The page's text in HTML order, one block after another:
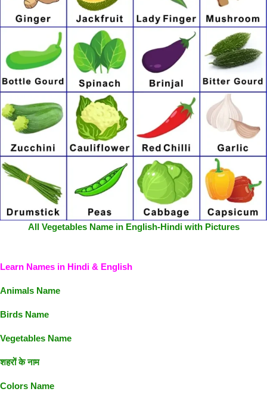
All Vegetables Name in English-Hindi with Pictures
Learn Names in Hindi & English
Animals Name
Birds Name
Vegetables Name
शहरों के नाम
Colors Name